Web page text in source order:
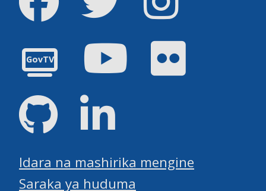
GovTV
Youtube
GitHub
Idara na mashirika mengine
Saraka ya huduma